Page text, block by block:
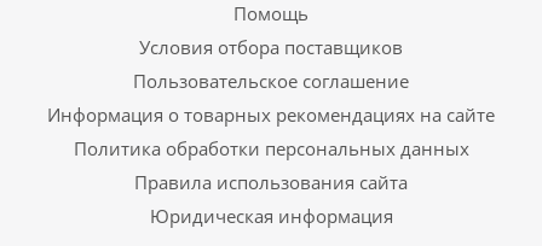
Помощь
Условия отбора поставщиков
Пользовательское соглашение
Информация о товарных рекомендациях на сайте
Политика обработки персональных данных
Правила использования сайта
Юридическая информация